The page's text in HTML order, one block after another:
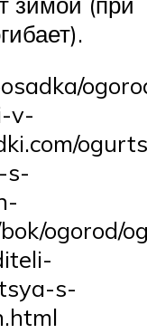
v-
s-
ogorod/
s-